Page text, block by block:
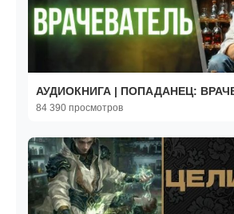
АУДИОКНИГА | ПОПАДАНЕЦ:
84 390 просмотров